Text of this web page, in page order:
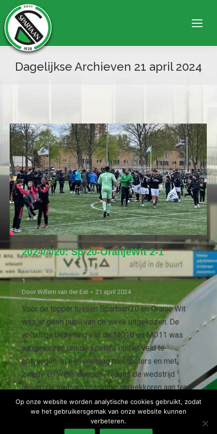
Dagelijkse Archieven 21 april 2024
2024/4/20: Sp’20-OranjeWit 2-1
Nieuws,Nieuws 2023/2024,Wedstrijdverslagen,Zaterdag
1
DoorWillem van der Est 21 april 2024
Voor de topper tussen Spartaan’20 en Oranje Wit
was er geen pupil van de week uitgekozen. De
voltallige bezetting van de MO10 en MO11 was
aangewezen om de spelers op het veld te
ontvangen. In een erehaag met toeters en met
zwarte en witte vlaggen. Tijdens de wedstrijd
hieven de meisjes prachtige spreekkoren aan ter…
Op onze website worden analytische cookies gebruikt, zodat
we het gebruikersgemak van onze website kunnen
verbeteren.